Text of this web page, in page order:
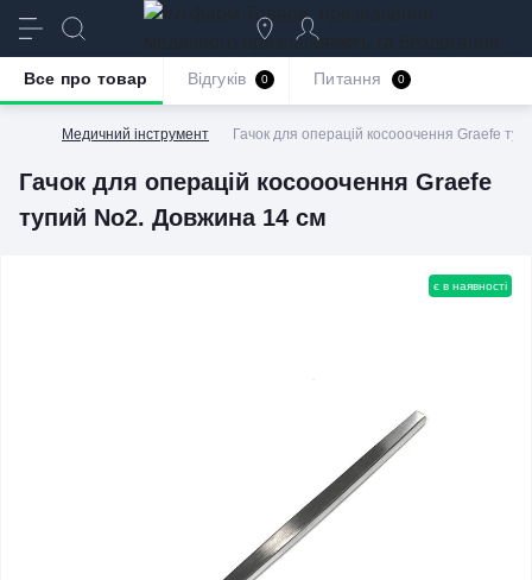
якість та бездоганне
обслуговування
Медичний інструмент Гачок для операцій косооочення Graefe
Гачок для операцій косооочення Graefe
тупий No2. Довжина 14 см
Все про товар Відгуків 0 Питання 0
є в наявності